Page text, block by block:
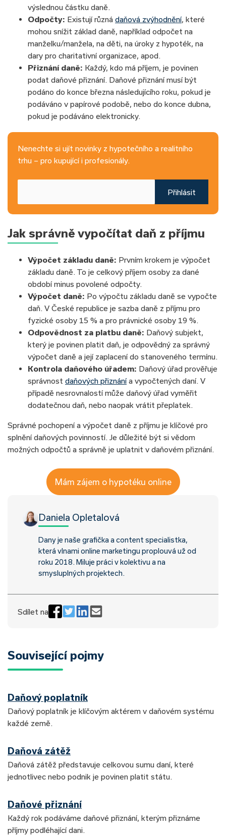
výslednou částku daně.
Odpočty: Existují různá daňová zvýhodnění, které
mohou snížit základ daně, například odpočet na
manželku/manžela, na děti, na úroky z hypoték, na
dary pro charitativní organizace, apod.
Přiznání daně: Každý, kdo má příjem, je povinen
podat daňové přiznání. Daňové přiznání musí být
podáno do konce března následujícího roku, pokud je
podáváno v papírové podobě, nebo do konce dubna,
pokud je podáváno elektronicky.
Nenechte si ujít novinky z hypotečního a realitního
trhu – pro kupující i profesionály.
Přihlásit
Jak správně vypočítat daň z příjmu
Výpočet základu daně: Prvním krokem je výpočet
základu daně. To je celkový příjem osoby za dané
období minus povolené odpočty.
Výpočet daně: Po výpočtu základu daně se vypočte
daň. V České republice je sazba daně z příjmu pro
fyzické osoby 15 % a pro právnické osoby 19 %.
Odpovědnost za platbu daně: Daňový subjekt,
který je povinen platit daň, je odpovědný za správný
výpočet daně a její zaplacení do stanoveného termínu.
Kontrola daňového úřadem: Daňový úřad prověřuje
správnost daňových přiznánía vypočtených daní. V
případě nesrovnalostí může daňový úřad vyměřit
dodatečnou daň, nebo naopak vrátit přeplatek.
Správné pochopení a výpočet daně z příjmu je klíčové pro
splnění daňových povinností. Je důležité být si vědom
možných odpočtů a správně je uplatnit v daňovém přiznání.
Mám zájem o hypotéku online
Daniela Opletalová
Dany je naše grafička a content specialistka,
která vlnami online marketingu proplouvá už od
roku 2018. Miluje práci v kolektivu a na
smysluplných projektech.
Sdílet na
Související pojmy
Daňový poplatník
Daňový poplatník je klíčovým aktérem v daňovém systému
každé země.
Daňová zátěž
Daňová zátěž představuje celkovou sumu daní, které
jednotlivec nebo podnik je povinen platit státu.
Daňové přiznání
Každý rok podáváme daňové přiznání, kterým přiznáme
příjmy podléhající dani.